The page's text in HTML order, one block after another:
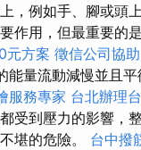
，例如手、腳或頭
作用，但最重要的
元方案 徵信公司協助
能量流動減慢並且
服務專家 台北辦理
受到壓力的影響，
堪的危險。 台中撥